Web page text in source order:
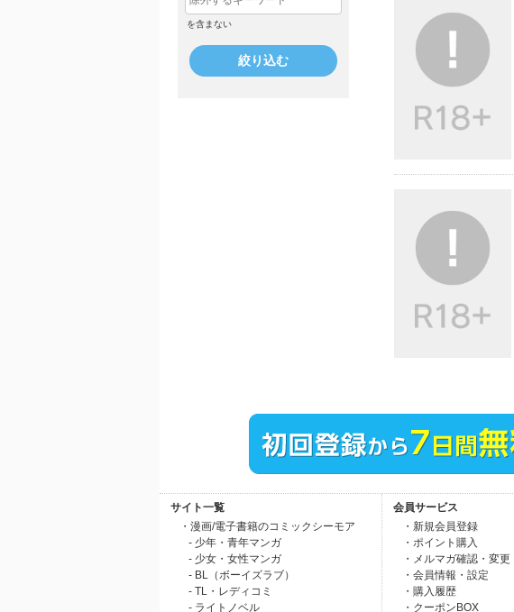
を含まない
絞り込む
サイト一覧
・漫画/電子書籍のコミックシーモア
- 少年・青年マンガ
- 少女・女性マンガ
- BL（ボーイズラブ）
- TL・レディコミ
- ライトノベル
会員サービス
・新規会員登録
・ポイント購入
・メルマガ確認・変更
・会員情報・設定
・購入履歴
・クーポンBOX